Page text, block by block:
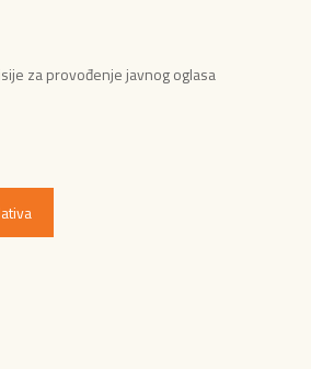
za provođenje javnog oglasa